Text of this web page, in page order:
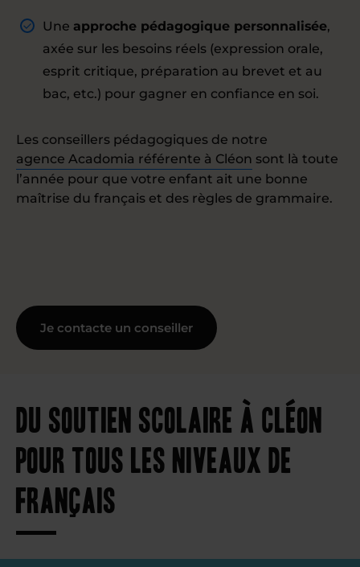
Une approche pédagogique personnalisée,
axée sur les besoins réels (expression orale,
esprit critique, préparation au brevet et au
bac, etc.) pour gagner en confiance en soi.
Les conseillers pédagogiques de notre
agence Acadomia référente à Cléon sont là toute
l’année pour que votre enfant ait une bonne
maîtrise du français et des règles de grammaire.
Je contacte un conseiller
Du soutien scolaire à Cléon
pour tous les niveaux de
français